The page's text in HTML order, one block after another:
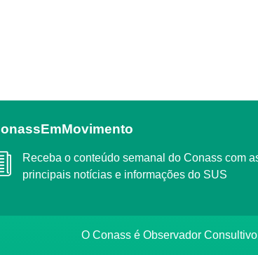
#ConassEmMovimento
Receba o conteúdo semanal do Conass com as
principais notícias e informações do SUS
O Conass é Observador